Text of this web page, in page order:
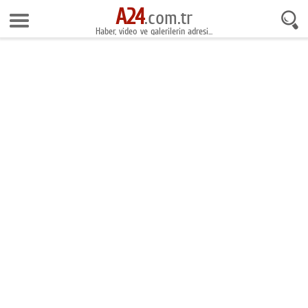
6 Ağustos 2026 10:39:31
Anasayfa
A24.com.tr
Haber, video ve galerilerin adresi...